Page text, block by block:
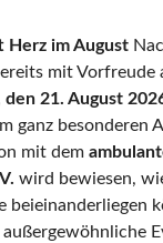
im August
mit Vorfreude
den 21. August
ganz besonderen
mit dem
wird bewiesen,
beieinanderliegen